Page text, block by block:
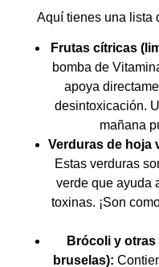
Aquí tienes una lista
Frutas cítricas
bomba de
apoya
desintoxicación.
mañana
Verduras de hoja
Estas verduras
verde que ayuda
toxinas. ¡Son
Brócoli y
bruselas):